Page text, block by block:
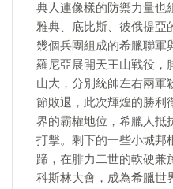
典人連像樣的防禦力量也
雅典、底比斯、彼俄提亞
幾個兵團組成的希臘聯軍
羅尼亞展開天王山戰役，
山大，分別統帥左右兩軍
節敗退，此次輝煌的勝利
界的霸權地位，希臘人抵
打擊。剩下的一些小城邦
蹄，在腓力二世的軟硬兼
科斯林大會，成為希臘世